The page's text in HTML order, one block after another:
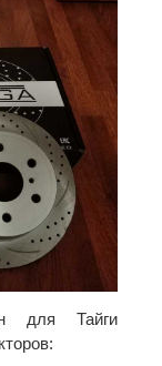
для Тайги